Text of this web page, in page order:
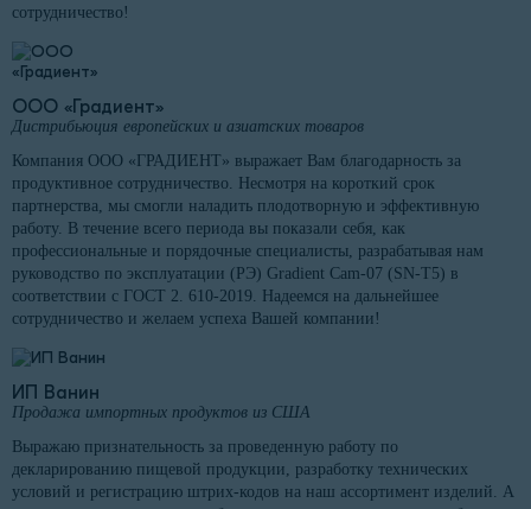
сотрудничество!
ООО «Градиент»
Дистрибьюция европейских и азиатских товаров
Компания ООО «ГРАДИЕНТ» выражает Вам благодарность за
продуктивное сотрудничество. Несмотря на короткий срок
партнерства, мы смогли наладить плодотворную и эффективную
работу. В течение всего периода вы показали себя, как
профессиональные и порядочные специалисты, разрабатывая нам
руководство по эксплуатации (РЭ) Gradient Cam-07 (SN-T5) в
соответствии с ГОСТ 2. 610-2019. Надеемся на дальнейшее
сотрудничество и желаем успеха Вашей компании!
ИП Ванин
Продажа импортных продуктов из США
Выражаю признательность за проведенную работу по
декларированию пищевой продукции, разработку технических
условий и регистрацию штрих-кодов на наш ассортимент изделий. А